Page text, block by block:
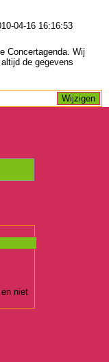
04-16 16:16:53
Concertagenda. Wij
de gegevens
en niet